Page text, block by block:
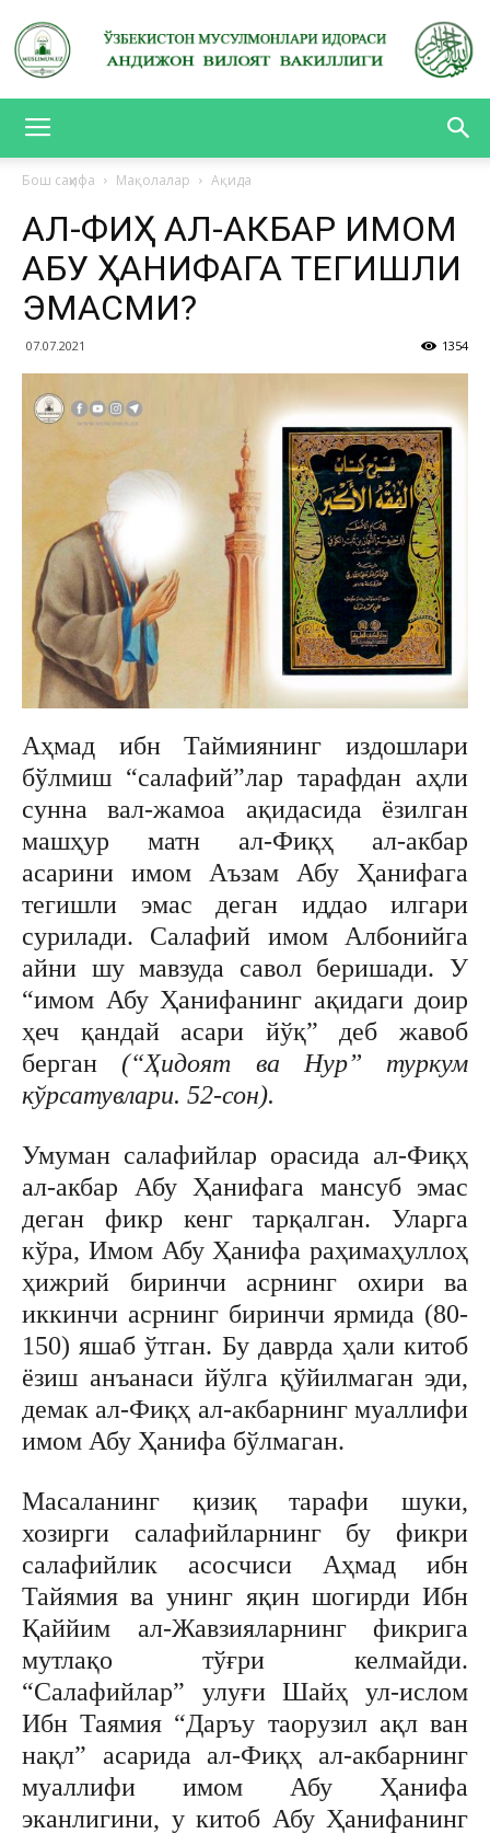
ВИЛОЯТ
Бош саҳифа Мақолалар Ақида
АЛ-ФИҚҲ АЛ-АКБАР ИМОМ
АБУ ҲАНИФАГА ТЕГИШЛИ
ЭМАСМИ?
07.07.2021 1354
Аҳмад ибн Таймиянинг издошлари
бўлмиш “салафий”лар тарафдан аҳли
сунна вал-жамоа ақидасида ёзилган
машҳур матн ал-Фиқҳ ал-акбар
асарини имом Аъзам Абу Ҳанифага
тегишли эмас деган иддао илгари
сурилади. Салафий имом Албонийга
айни шу мавзуда савол беришади. У
“имом Абу Ҳанифанинг ақидаги доир
ҳеч қандай асари йўқ” деб жавоб
берган (“Ҳидоят ва Нур” туркум
кўрсатувлари. 52-сон).
Умуман салафийлар орасида ал-Фиқҳ
ал-акбар Абу Ҳанифага мансуб эмас
деган фикр кенг тарқалган. Уларга
кўра, Имом Абу Ҳанифа раҳимаҳуллоҳ
ҳижрий биринчи асрнинг охири ва
иккинчи асрнинг биринчи ярмида (80-
150) яшаб ўтган. Бу даврда ҳали китоб
ёзиш анъанаси йўлга қўйилмаган эди,
демак ал-Фиқҳ ал-акбарнинг муаллифи
имом Абу Ҳанифа бўлмаган.
Масаланинг қизиқ тарафи шуки,
хозирги салафийларнинг бу фикри
салафийлик асосчиси Аҳмад ибн
Тайямия ва унинг яқин шогирди Ибн
Қаййим ал-Жавзияларнинг фикрига
мутлақо тўғри келмайди.
“Салафийлар” улуғи Шайҳ ул-ислом
Ибн Таямия “Даръу таорузил ақл ван
нақл” асарида ал-Фиқҳ ал-акбарнинг
муаллифи имом Абу Ҳанифа
эканлигини, у китоб Абу Ҳанифанинг